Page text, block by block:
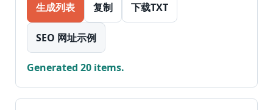
生成列表 复制 下载TXT
SEO 网址示例
Generated 20 items.